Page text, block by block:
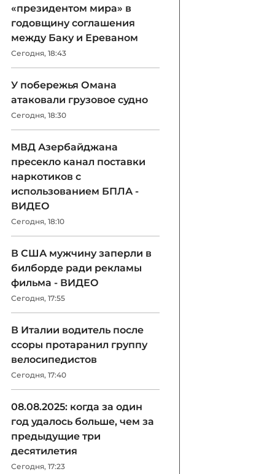
«президентом мира» в
годовщину соглашения
между Баку и Ереваном
Сегодня, 18:43
У побережья Омана
атаковали грузовое судно
Сегодня, 18:30
МВД Азербайджана
пресекло канал поставки
наркотиков с
использованием БПЛА -
ВИДЕО
Сегодня, 18:10
В США мужчину заперли в
билборде ради рекламы
фильма - ВИДЕО
Сегодня, 17:55
В Италии водитель после
ссоры протаранил группу
велосипедистов
Сегодня, 17:40
08.08.2025: когда за один
год удалось больше, чем за
предыдущие три
десятилетия
Сегодня, 17:23